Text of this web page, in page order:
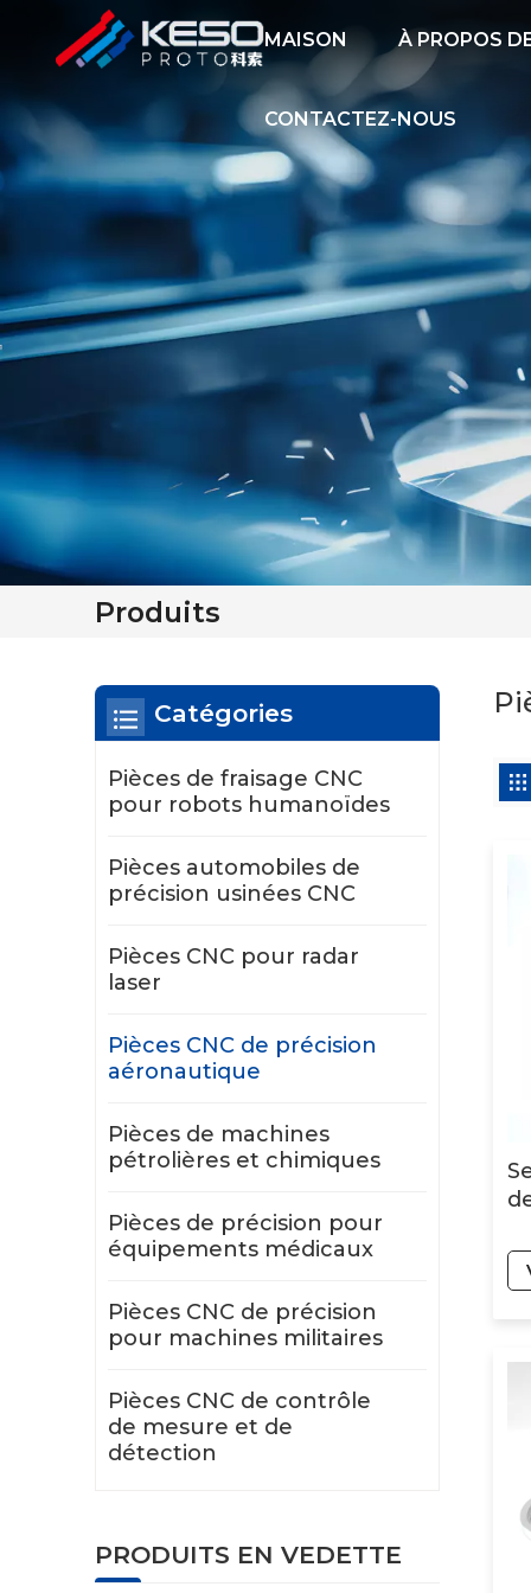
MAISON À PROPOS
CONTACTEZ-NOUS
Produits
Catégories
Pièces de fraisage CNC
pour robots humanoïdes
Pièces automobiles de
précision usinées CNC
Pièces CNC pour radar
laser
Pièces CNC de précision
aéronautique
Pièces de machines
pétrolières et chimiques
Pièces de précision pour
équipements médicaux
Pièces CNC de précision
pour machines militaires
Pièces CNC de contrôle
de mesure et de
détection
PRODUITS EN VEDETTE